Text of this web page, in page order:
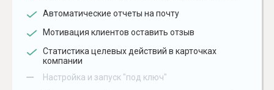
Автоматические отчеты на почту
Мотивация клиентов оставить отзыв
Статистика целевых действий в карточках
компании
– Настройка и запуск "под ключ"